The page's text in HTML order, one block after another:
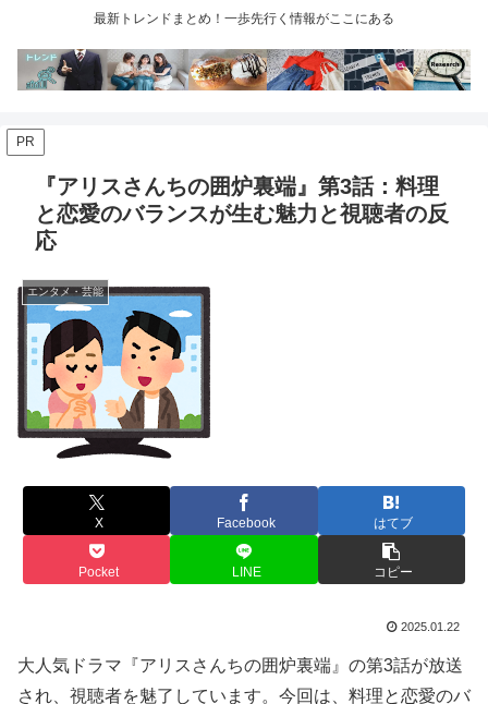
最新トレンドまとめ！一歩先行く情報がここにある
PR
『アリスさんちの囲炉裏端』第3話：料理
と恋愛のバランスが生む魅力と視聴者の反
応
エンタメ・芸能
X Facebook はてブ
Pocket LINE コピー
2025.01.22
大人気ドラマ『アリスさんちの囲炉裏端』の第3話が放送
され、視聴者を魅了しています。今回は、料理と恋愛のバ